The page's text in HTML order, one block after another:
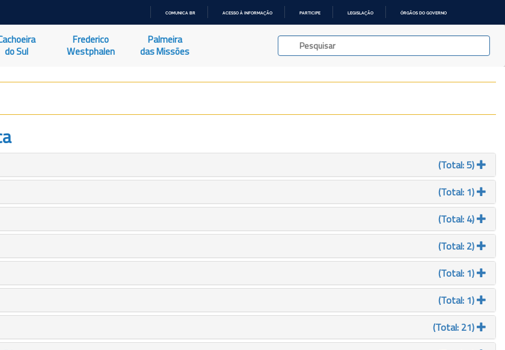
O
COMUNICA BR ACESSO À INFORMAÇÃO PARTICIPE LEGISLAÇÃO ÓRGÃOS DO GOVERNO
do Sul
Frederico
Westphalen
Palmeira
das Missões
(Total: 5)
(Total: 1)
(Total: 4)
(Total: 2)
(Total: 1)
(Total: 1)
(Total: 21)